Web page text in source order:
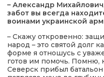
– Александр
забот вы всегда
воинами украинской
– Скажу откровенно:
народ – это святой долг
форме я отношусь с
готов им помочь. Помню,
Северск прибыл батальон